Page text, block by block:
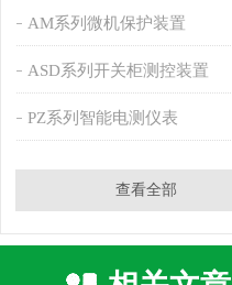
AM系列微机保护装置
ASD系列开关柜测控装置
PZ系列智能电测仪表
查看全部